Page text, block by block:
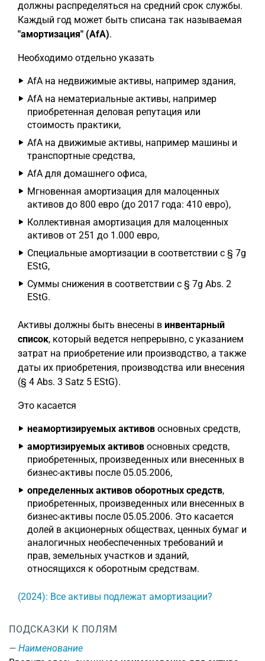
должны распределяться на средний срок службы.
Каждый год может быть списана так называемая
"амортизация" (AfA).
Необходимо отдельно указать
AfA на недвижимые активы, например здания,
AfA на нематериальные активы, например
приобретенная деловая репутация или
стоимость практики,
AfA на движимые активы, например машины и
транспортные средства,
AfA для домашнего офиса,
Мгновенная амортизация для малоценных
активов до 800 евро (до 2017 года: 410 евро),
Коллективная амортизация для малоценных
активов от 251 до 1.000 евро,
Специальные амортизации в соответствии с § 7g
EStG,
Суммы снижения в соответствии с § 7g Abs. 2
EStG.
Активы должны быть внесены в инвентарный
список, который ведется непрерывно, с указанием
затрат на приобретение или производство, а также
даты их приобретения, производства или внесения
(§ 4 Abs. 3 Satz 5 EStG).
Это касается
неамортизируемых активов основных средств,
амортизируемых активов основных средств,
приобретенных, произведенных или внесенных в
бизнес-активы после 05.05.2006,
определенных активов оборотных средств,
приобретенных, произведенных или внесенных в
бизнес-активы после 05.05.2006. Это касается
долей в акционерных обществах, ценных бумаг и
аналогичных необеспеченных требований и
прав, земельных участков и зданий,
относящихся к оборотным средствам.
(2024): Все активы подлежат амортизации?
ПОДСКАЗКИ К ПОЛЯМ
Наименование